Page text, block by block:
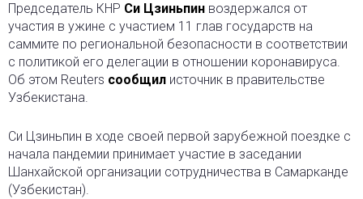
Председатель КНР Си Цзиньпин воздержался от
участия в ужине с участием 11 глав государств на
саммите по региональной безопасности в соответствии
с политикой его делегации в отношении коронавируса.
Об этом Reuters сообщил источник в правительстве
Узбекистана.
Си Цзиньпин в ходе своей первой зарубежной поездке с
начала пандемии принимает участие в заседании
Шанхайской организации сотрудничества в Самарканде
(Узбекистан).